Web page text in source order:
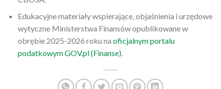
Edukacyjne materiały wspierające, objaśnienia i urzędowe
wytyczne Ministerstwa Finansów opublikowane w
obrębie 2025-2026 roku na oficjalnym portalu
podatkowym GOV.pl (Finanse).